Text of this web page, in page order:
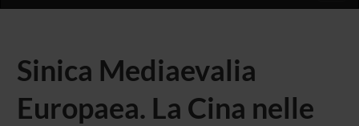
Sinica Mediaevalia
Europaea. La Cina nelle